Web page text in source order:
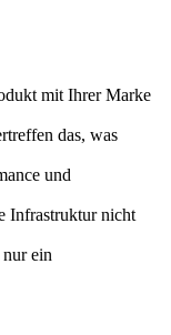
mit Ihrer Marke
das, was
und
Infrastruktur nicht
ein